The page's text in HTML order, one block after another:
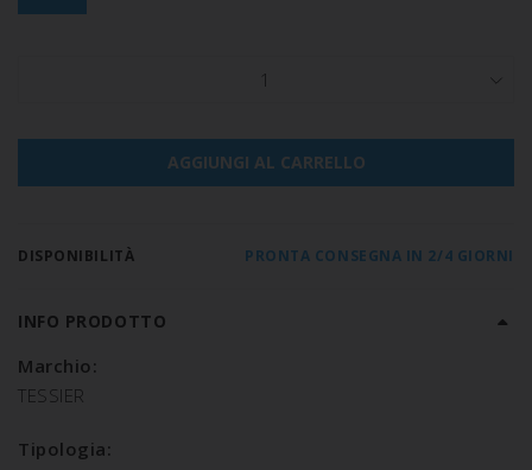
1
AGGIUNGI AL CARRELLO
DISPONIBILITÀ PRONTA CONSEGNA IN 2/4 GIORNI
INFO PRODOTTO
Marchio:
TESSIER
Tipologia: